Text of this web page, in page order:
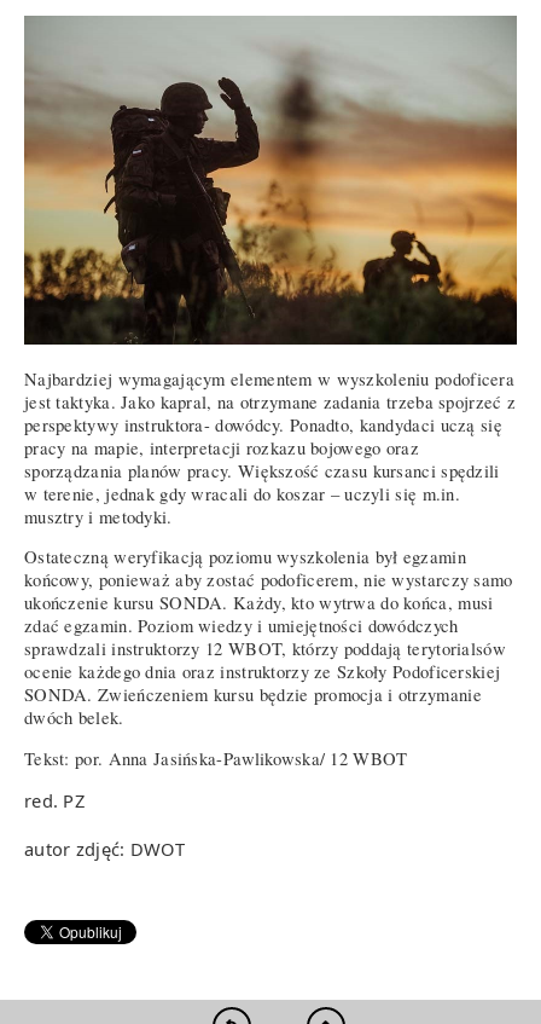
Najbardziej wymagającym elementem w wyszkoleniu podoficera
jest taktyka. Jako kapral, na otrzymane zadania trzeba spojrzeć z
perspektywy instruktora- dowódcy. Ponadto, kandydaci uczą się
pracy na mapie, interpretacji rozkazu bojowego oraz
sporządzania planów pracy. Większość czasu kursanci spędzili
w terenie, jednak gdy wracali do koszar – uczyli się m.in.
musztry i metodyki.
Ostateczną weryfikacją poziomu wyszkolenia był egzamin
końcowy, ponieważ aby zostać podoficerem, nie wystarczy samo
ukończenie kursu SONDA. Każdy, kto wytrwa do końca, musi
zdać egzamin. Poziom wiedzy i umiejętności dowódczych
sprawdzali instruktorzy 12 WBOT, którzy poddają terytorialsów
ocenie każdego dnia oraz instruktorzy ze Szkoły Podoficerskiej
SONDA. Zwieńczeniem kursu będzie promocja i otrzymanie
dwóch belek.
Tekst: por. Anna Jasińska-Pawlikowska/ 12 WBOT
red. PZ
autor zdjęć: DWOT